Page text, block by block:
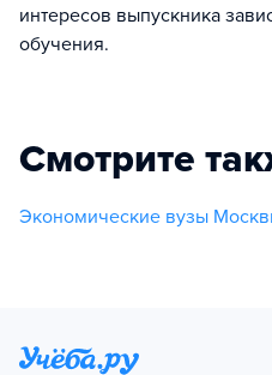
интересов выпускника
обучения.
Смотрите
Экономические вузы